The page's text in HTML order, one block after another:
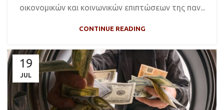
οικονομικών και κοινωνικών επιπτώσεων της παν...
CONTINUE READING
19
JUL